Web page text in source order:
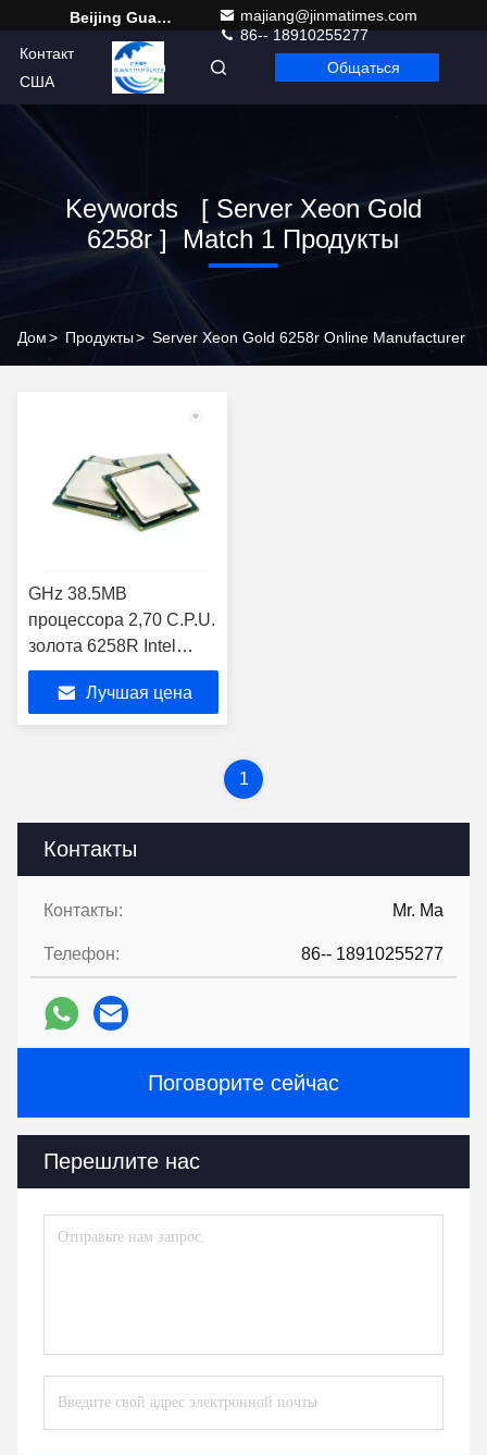
Beijing Guangtian Runze Technology Co., Ltd.
majiang@jinmatimes.com
86-- 18910255277
Контакт
США
Russian Общаться
Keywords [ Server Xeon Gold
6258r ] Match 1 Продукты
Дом> Продукты> Server Xeon Gold 6258r Online Manufacturer
Контакты
Контакты: Mr. Ma
Телефон: 86-- 18910255277
Поговорите сейчас
Перешлите нас
GHz 38.5MB
процессора 2,70 C.P.U.
золота 6258R Intel
Xeon сервера
Лучшая цена
1